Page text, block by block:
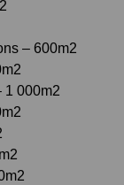
– 600m2
1 000m2